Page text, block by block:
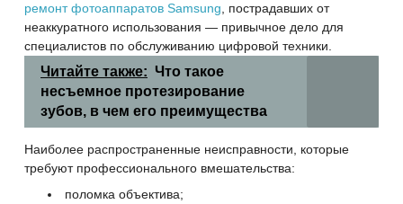
ремонт фотоаппаратов Samsung , пострадавших от
неаккуратного использования — привычное дело для
специалистов по обслуживанию цифровой техники.
Читайте также: Что такое
несъемное протезирование
зубов, в чем его преимущества
Наиболее распространенные неисправности, которые
требуют профессионального вмешательства:
поломка объектива;